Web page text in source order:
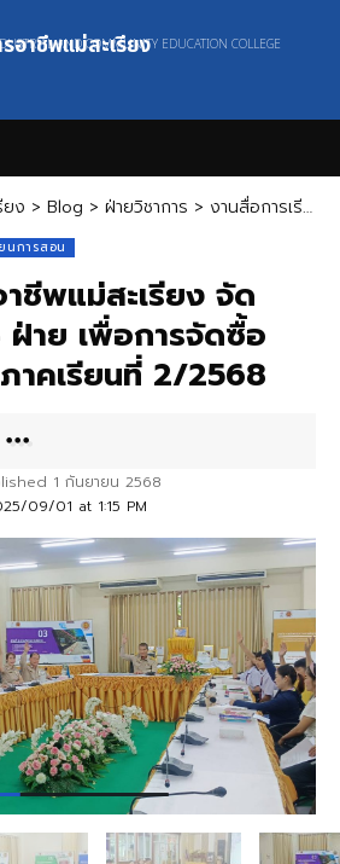
อาชีพแม่สะเรียง
AND COMMUNITY EDUCATION COLLEGE
ยง > Blog > ฝ่ายวิชาการ > งานสื่อการเรียนการสอน
นการสอน
ชีพแม่สะเรียง จัด
าย เพื่อการจัดซื้อ
าคเรียนที่ 2/2568
09/01 at 1:15 PM
1 กันยายน 2568